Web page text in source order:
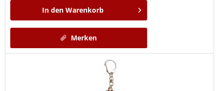
In den Warenkorb
Merken